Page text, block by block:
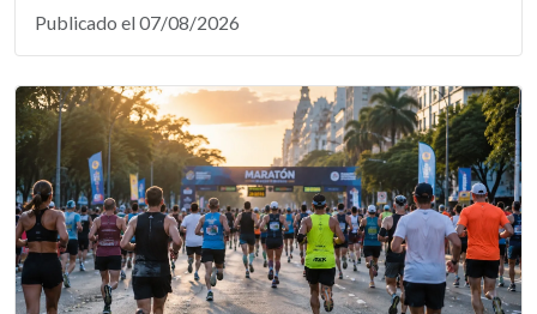
Publicado el 07/08/2026